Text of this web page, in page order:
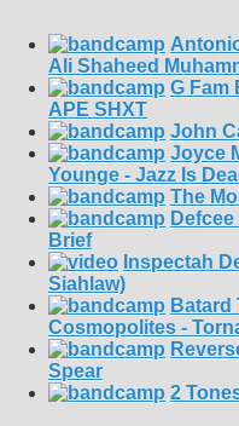
Ali Shaheed
G Fam
APE SHXT
John
Joyce
Younge - Jazz Is
The
Brief
Inspectah
Siahlaw)
Batard
Cosmopolites -
Spear
2